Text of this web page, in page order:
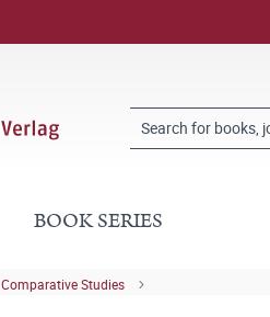
BOOK SERIES
Comparative Studies